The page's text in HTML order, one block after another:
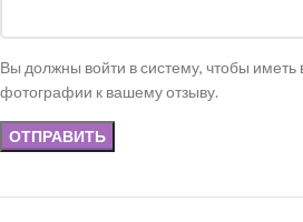
Вы должны войти в систему, чтобы иметь
фотографии к вашему отзыву.